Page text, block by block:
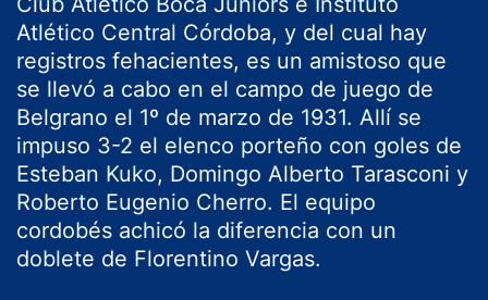
Atlético Central Córdoba, y del cual hay
registros fehacientes, es un amistoso que
se llevó a cabo en el campo de juego de
Belgrano el 1º de marzo de 1931. Allí se
impuso 3-2 el elenco porteño con goles de
Esteban Kuko, Domingo Alberto Tarasconi y
Roberto Eugenio Cherro. El equipo
cordobés achicó la diferencia con un
doblete de Florentino Vargas.